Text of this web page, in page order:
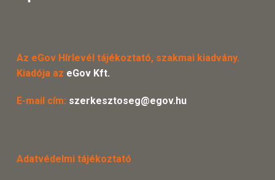
Az eGov Hírlevél tájékoztató, szakmai kiadvány.
Kiadója az eGov Kft.
E-mail cím: szerkesztoseg@egov.hu
Adatvédelmi tájékoztató